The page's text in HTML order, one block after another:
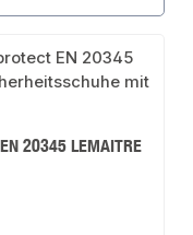
20345 LEMAITRE